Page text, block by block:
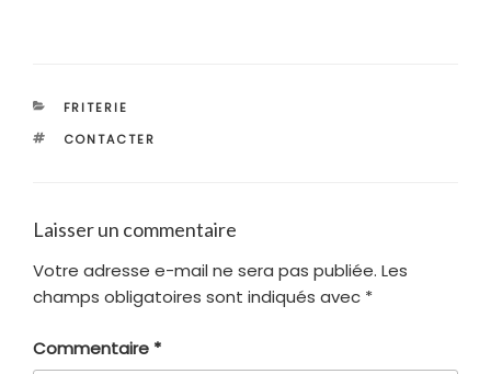
CATÉGORIES
FRITERIE
ÉTIQUETTES
CONTACTER
Laisser un commentaire
Votre adresse e-mail ne sera pas publiée. Les
champs obligatoires sont indiqués avec *
Commentaire *